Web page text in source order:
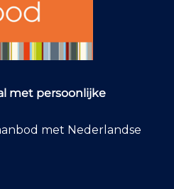
met persoonlijke
met Nederlandse